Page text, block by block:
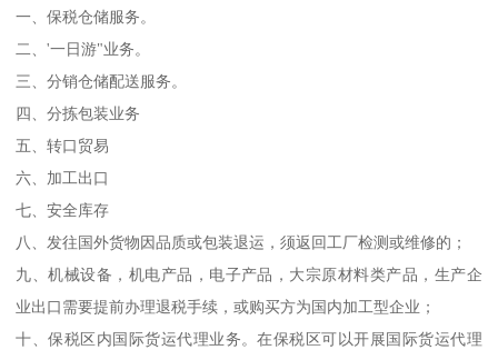
一、保税仓储服务。
二、'一日游"业务。
三、分销仓储配送服务。
四、分拣包装业务
五、转口贸易
六、加工出口
七、安全库存
八、发往国外货物因品质或包装退运，须返回工厂检测或维修的；
九、机械设备，机电产品，电子产品，大宗原材料类产品，生产企
业出口需要提前办理退税手续，或购买方为国内加工型企业；
十、保税区内国际货运代理业务。在保税区可以开展国际货运代理